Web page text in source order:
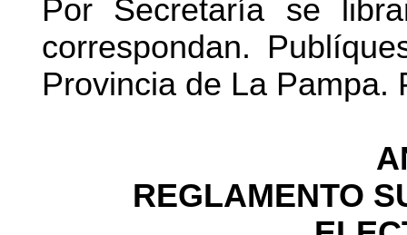
Por Secretaría se
correspondan.
Provincia de La Pampa.
REGLAMENTO